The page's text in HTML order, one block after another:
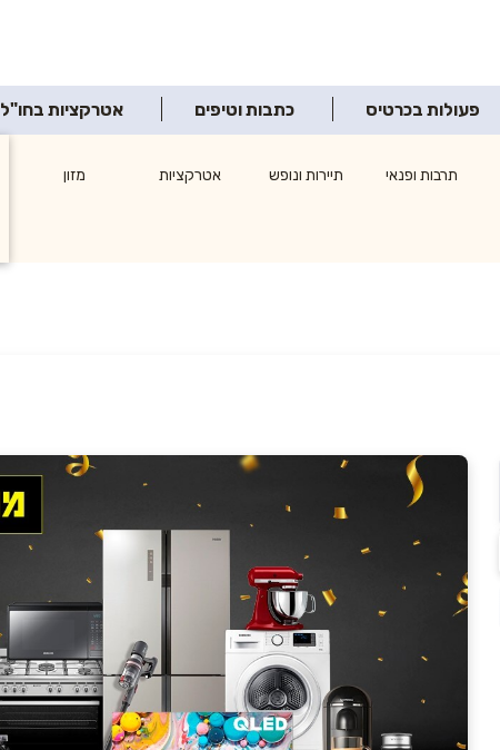
פעולות בכרטיס כתבות וטיפים אטרקציות בחו"ל
תרבות ופנאי תיירות ונופש אטרקציות
מזון